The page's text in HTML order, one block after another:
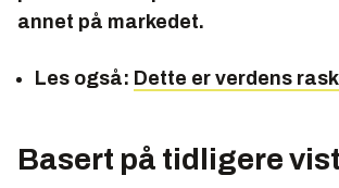
annet på markedet.
Les også: Dette er verdens
Basert på tidligere vist